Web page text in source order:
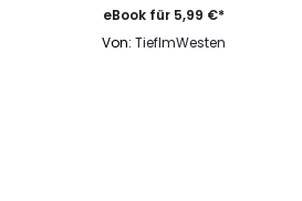
eBook für 5,99 €*
Von: TiefImWesten